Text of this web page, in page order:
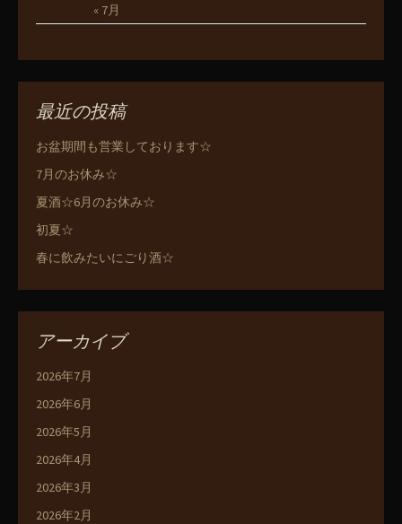
« 7月
最近の投稿
お盆期間も営業しております☆
7月のお休み☆
夏酒☆6月のお休み☆
初夏☆
春に飲みたいにごり酒☆
アーカイブ
2026年7月
2026年6月
2026年5月
2026年4月
2026年3月
2026年2月